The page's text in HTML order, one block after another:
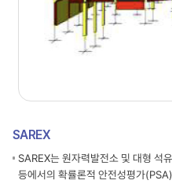
SAREX
SAREX는 원자력발전소 및 대형 석
등에서의 확률론적 안전성평가